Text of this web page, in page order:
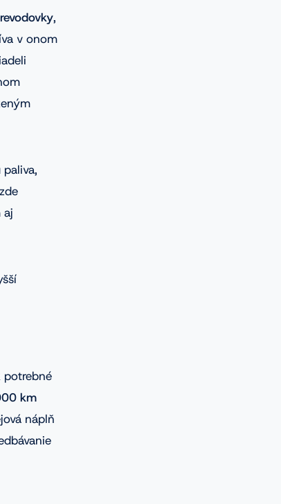
,
v onom
aj
potrebné
km
náplň